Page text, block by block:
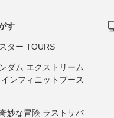
す
ター TOURS
ダム エクストリーム
ンフィニットブース
妙な冒険 ラストサバ